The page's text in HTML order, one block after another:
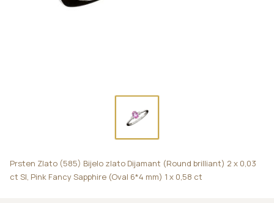
Prsten Zlato (585) Bijelo zlato Dijamant (Round brilliant) 2 x 0,03
ct SI, Pink Fancy Sapphire (Oval 6*4 mm) 1 x 0,58 ct